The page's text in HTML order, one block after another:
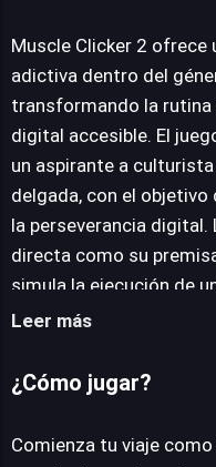
JUEGALO
Muscle Clicker 2 ofrece
adictiva dentro del
transformando la rutina
digital accesible. El
un aspirante a
delgada, con el
la perseverancia
directa como su
simula la ejecución de
directamente al
desbloquea la
crecimiento muscular
Leer más
¿Cómo jugar?
Comienza tu viaje